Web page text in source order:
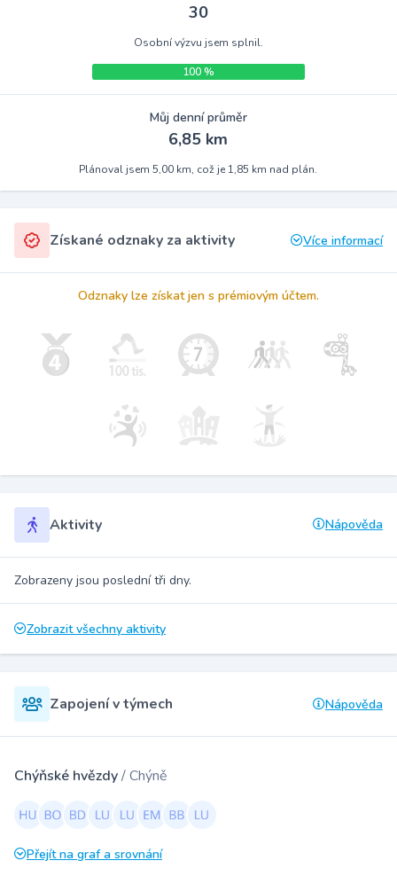
30
Osobní výzvu jsem splnil.
100 %
Můj denní průměr
6,85 km
Plánoval jsem 5,00 km, což je 1,85 km nad plán.
Získané odznaky za aktivity Více informací
Odznaky lze získat jen s prémiovým účtem.
Aktivity Nápověda
Zobrazeny jsou poslední tři dny.
Zobrazit všechny aktivity
Zapojení v týmech Nápověda
Chýňské hvězdy/ Chýně
Přejít na graf a srovnání